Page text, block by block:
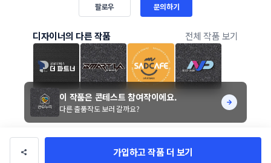
팔로우 문의하기
디자이너의 다른 작품 전체 작품 보기
가입하고 작품 더 보기
이 작품은 콘테스트 참여작이에요.
다른 출품작도 보러 갈까요?